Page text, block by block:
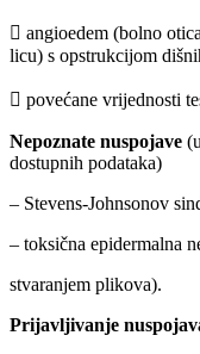
 angioedem (bolno
licu) s opstrukcijom
 povećane vrijednosti
Nepoznate nuspojave
dostupnih podataka)
– Stevens-Johnsonov
– toksična epidermalna
stvaranjem plikova).
Prijavljivanje